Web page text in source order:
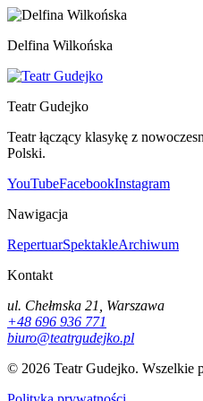
Delfina Wilkońska
Teatr Gudejko
Teatr łączący klasykę z
Polski.
YouTubeFacebookInstagram
Nawigacja
RepertuarSpektakleArchiwum
Kontakt
ul. Chełmska 21, Warszawa
+48 696 936 771
biuro@teatrgudejko.pl
© 2026 Teatr Gudejko. Wszelkie